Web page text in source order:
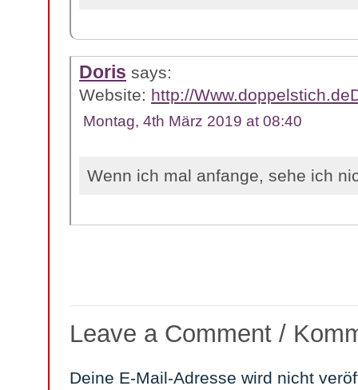
Doris says:
Website: http://
Montag, 4th März 2019 at 08:40
Wenn ich mal anfange, sehe ich
Leave a Comment /
Deine E-Mail-Adresse wird nicht